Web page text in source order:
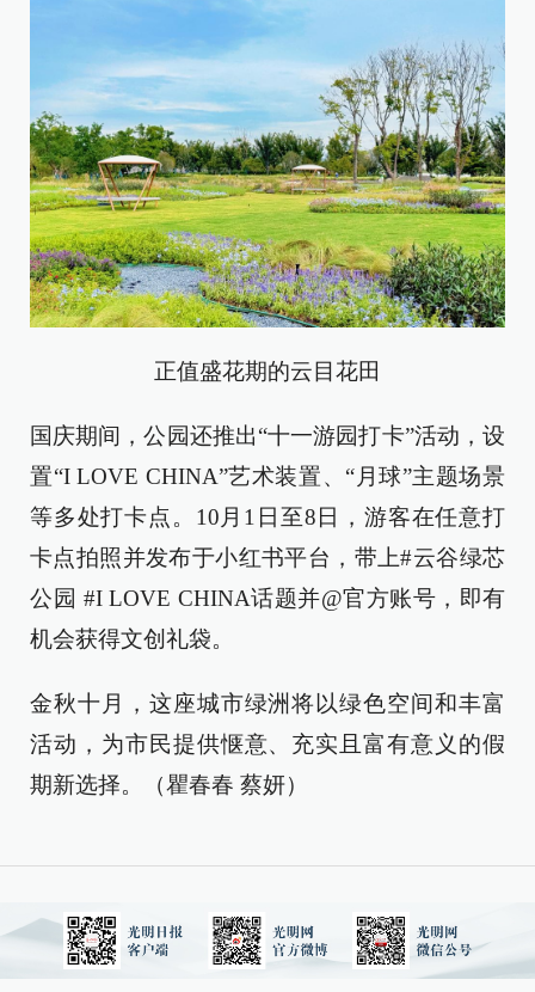
正值盛花期的云目花田
国庆期间，公园还推出“十一游园打卡”活动，设
置“I LOVE CHINA”艺术装置、“月球”主题场景
等多处打卡点。10月1日至8日，游客在任意打
卡点拍照并发布于小红书平台，带上#云谷绿芯
公园 #I LOVE CHINA话题并@官方账号，即有
机会获得文创礼袋。
金秋十月，这座城市绿洲将以绿色空间和丰富
活动，为市民提供惬意、充实且富有意义的假
期新选择。（瞿春春 蔡妍）